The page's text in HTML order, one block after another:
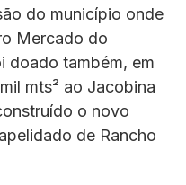
do município onde
Mercado do
doado também, em
mts² ao Jacobina
o novo
de Rancho